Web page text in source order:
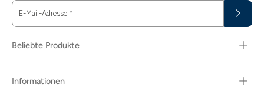
E-Mail-Adresse *
Beliebte Produkte
Informationen